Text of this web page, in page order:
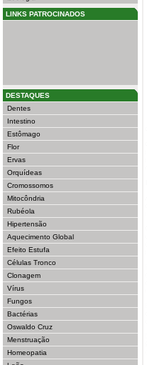
LINKS PATROCINADOS
DESTAQUES
Dentes
Intestino
Estômago
Flor
Ervas
Orquídeas
Cromossomos
Mitocôndria
Rubéola
Hipertensão
Aquecimento Global
Efeito Estufa
Células Tronco
Clonagem
Vírus
Fungos
Bactérias
Oswaldo Cruz
Menstruação
Homeopatia